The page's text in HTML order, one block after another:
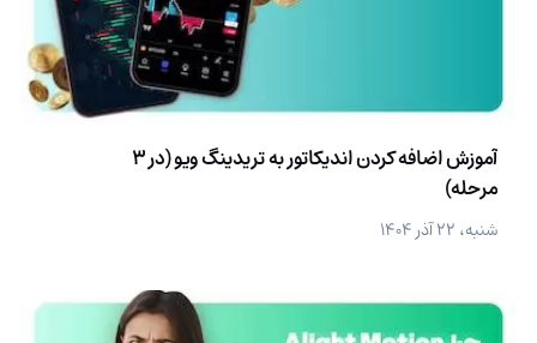
آموزش اضافه کردن اندیکاتور به تریدینگ ویو (در 3
مرحله)
شنبه، ۲۲ آذر ۱۴۰۴